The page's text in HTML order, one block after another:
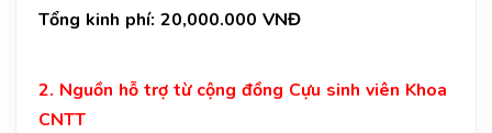
Tổng kinh phí: 20,000.000 VNĐ
2. Nguồn hỗ trợ từ cộng đồng Cựu sinh viên Khoa
CNTT